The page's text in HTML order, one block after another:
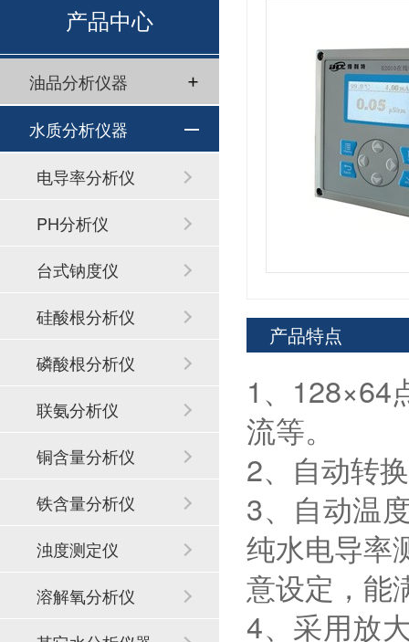
产品特点
1、128×64
流等。
2、自动转
3、自动温
纯水电导率
意设定，能
4、采用放
产品中心
油品分析仪器
水质分析仪器
电导率分析仪
PH分析仪
台式钠度仪
硅酸根分析仪
磷酸根分析仪
联氨分析仪
铜含量分析仪
铁含量分析仪
浊度测定仪
溶解氧分析仪